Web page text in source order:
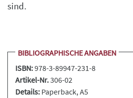
sind.
BIBLIOGRAPHISCHE ANGABEN
ISBN:978-3-89947-231-8
Artikel-Nr.306-02
Details: Paperback, A5